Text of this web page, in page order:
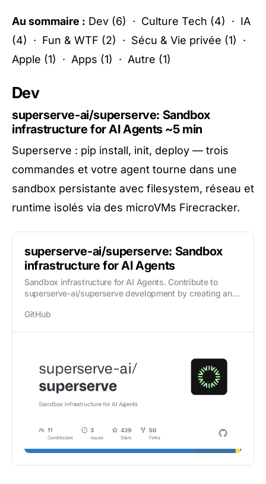
Au sommaire : Dev (6) · Culture Tech (4) · IA
(4) · Fun & WTF (2) · Sécu & Vie privée (1) ·
Apple (1) · Apps (1) · Autre (1)
Dev
superserve-ai/superserve: Sandbox
infrastructure for AI Agents~5 min
Superserve : pip install, init, deploy — trois
commandes et votre agent tourne dans une
sandbox persistante avec filesystem, réseau et
runtime isolés via des microVMs Firecracker.
superserve-ai/superserve: Sandbox
infrastructure for AI Agents
Sandbox infrastructure for AI Agents. Contribute to
superserve-ai/superserve development by creating an
GitHub